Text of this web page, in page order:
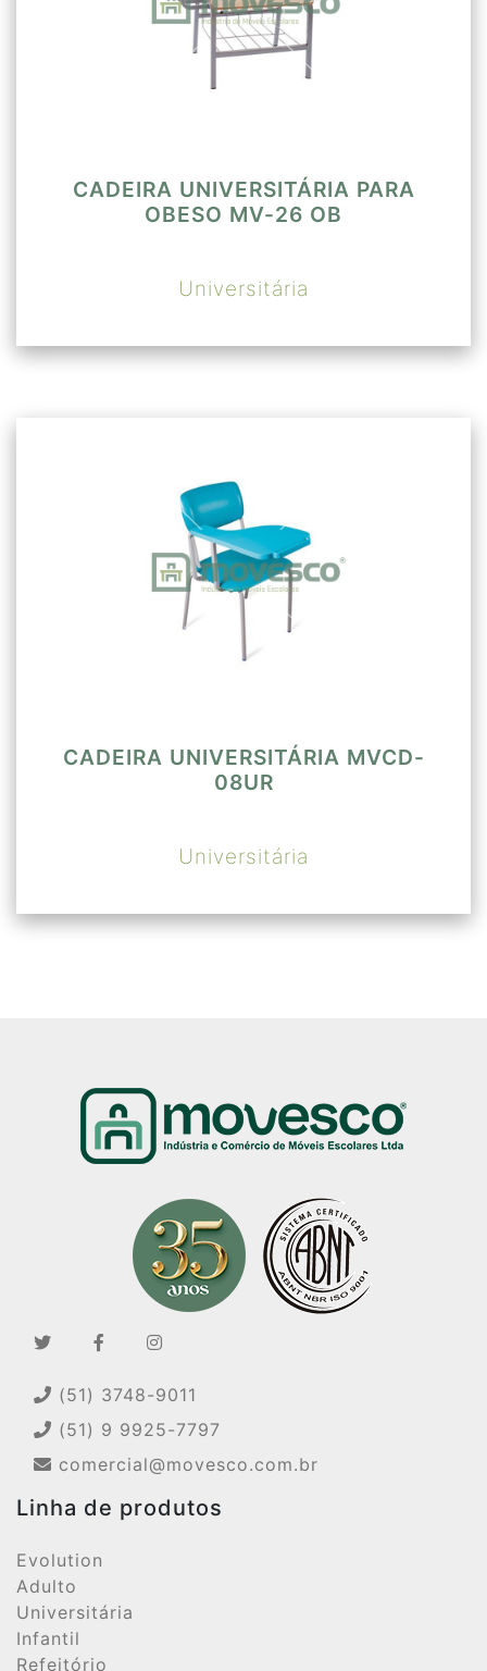
CADEIRA UNIVERSITÁRIA PARA
OBESO MV-26 OB
Universitária
CADEIRA UNIVERSITÁRIA MVCD-
08UR
Universitária
(51) 3748-9011
(51) 9 9925-7797
comercial@movesco.com.br
Linha de produtos
Evolution
Adulto
Universitária
Infantil
Refeitório